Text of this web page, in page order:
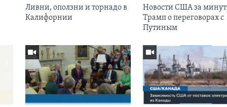
Ливни, оползни и торнадо в
Калифорнии
Новости США за
Трамп о переговорах с
Путиным